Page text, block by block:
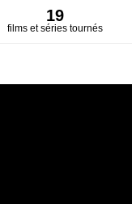
19
films et séries tournés